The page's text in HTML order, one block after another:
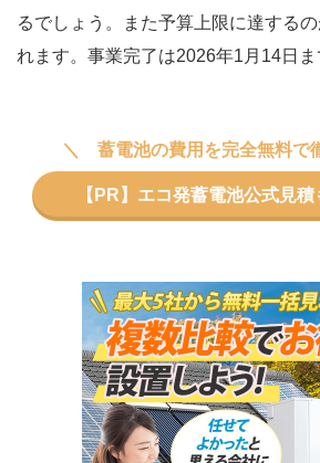
るでしょう。また予算上限に達する
れます。事業完了は2026年1月14日ま
蓄電池の費用を完全無料で
【PR】エコ発蓄電池公式見